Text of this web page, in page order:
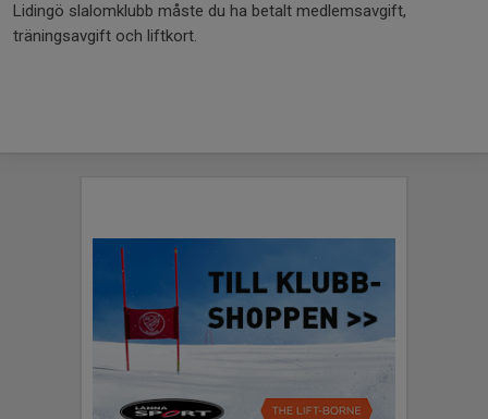
Lidingö slalomklubb måste du ha betalt medlemsavgift,
träningsavgift och liftkort.